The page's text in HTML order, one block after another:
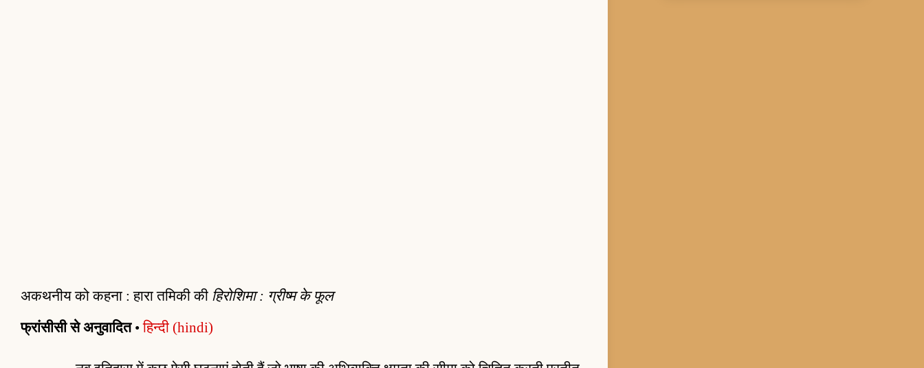
अकथनीय को कहना : हारा तमिकी की हिरोशिमा : ग्रीष्म के फूल
फ्रांसीसी से अनुवादित•हिन्दी (hindi)